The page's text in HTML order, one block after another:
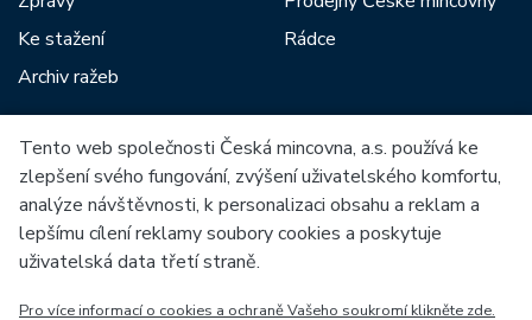
Ke stažení
Archiv ražeb
Rádce
Mezi naše partnery patří:
Evropská unie
Tento web společnosti Česká mincovna, a.s. používá ke
zlepšení svého fungování, zvýšení uživatelského komfortu,
analýze návštěvnosti, k personalizaci obsahu a reklam a
lepšímu cílení reklamy soubory cookies a poskytuje
uživatelská data třetí straně.
Pro více informací o cookies a ochraně Vašeho soukromí klikněte zde.